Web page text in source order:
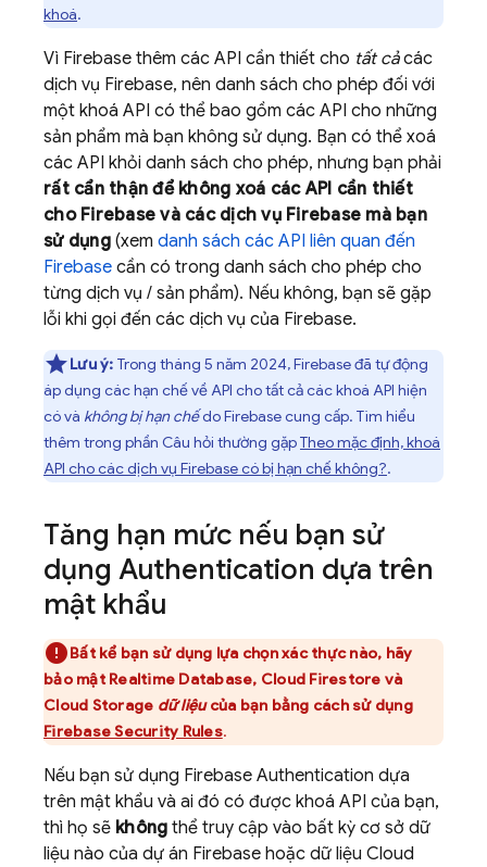
khoá.
Vì Firebase thêm các API cần thiết cho tất cảcác
dịch vụ Firebase, nên danh sách cho phép đối với
một khoá API có thể bao gồm các API cho những
sản phẩm mà bạn không sử dụng. Bạn có thể xoá
các API khỏi danh sách cho phép, nhưng bạn phải
rất cẩn thận để không xoá các API cần thiết
cho Firebase và các dịch vụ Firebase mà bạn
sử dụng(xem danh sách các API liên quan đến
Firebase cần có trong danh sách cho phép cho
từng dịch vụ / sản phẩm). Nếu không, bạn sẽ gặp
lỗi khi gọi đến các dịch vụ của Firebase.
Lưu ý: Trong tháng 5 năm 2024, Firebase đã tự động
áp dụng các hạn chế về API cho tất cả các khoá API hiện
có và không bị hạn chếdo Firebase cung cấp. Tìm hiểu
thêm trong phần Câu hỏi thường gặpTheo mặc định, khoá
API cho các dịch vụ Firebase có bị hạn chế không?.
Tăng hạn mức nếu bạn sử
dụng Authentication dựa trên
mật khẩu
Bất kể bạn sử dụng lựa chọn xác thực nào, hãy
bảo mậtRealtime Database, Cloud Firestore và
Cloud Storage dữ liệucủa bạn bằng cách sử dụng
Firebase Security Rules.
Nếu bạn sử dụng Firebase Authentication dựa
trên mật khẩu và ai đó có được khoá API của bạn,
thì họ sẽ không thể truy cập vào bất kỳ cơ sở dữ
liệu nào của dự án Firebase hoặc dữ liệu Cloud